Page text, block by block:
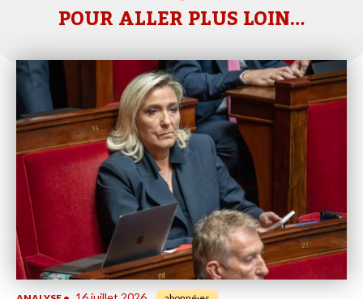
POUR ALLER PLUS LOIN…